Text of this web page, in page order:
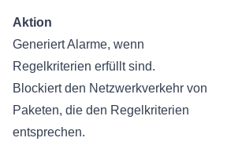
Aktion
Generiert Alarme, wenn
Regelkriterien erfüllt sind.
Blockiert den Netzwerkverkehr von
Paketen, die den Regelkriterien
entsprechen.